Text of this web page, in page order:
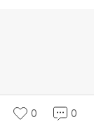
0 0